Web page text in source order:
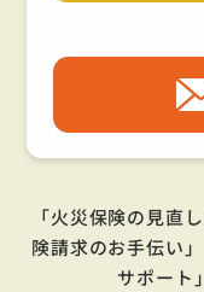
「火災保険の見直
険請求のお手伝い
サポート」